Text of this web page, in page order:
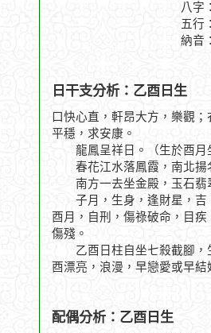
八字
五行
納音
日干支分析：乙酉日生
口快心直，軒昂大方，樂觀
平穩，求安康。
龍鳳呈祥日。（生於酉月
春花江水落鳳霞，南北揚
南方一去坐金殿，玉石翡
子月，生身，逢財星，吉
酉月，自刑，傷祿破命，目
傷殘。
乙酉日柱自坐七殺截腳，
酉漂亮，浪漫，早戀愛或早
配偶分析：乙酉日生